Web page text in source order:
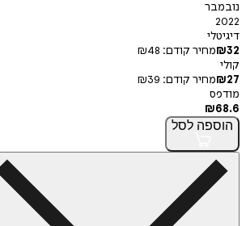
נובמבר
2022
דיגיטלי
₪32 מחיר קודם: ₪48
קולי
₪27 מחיר קודם: ₪39
מודפס
₪68.6
הוספה לסל